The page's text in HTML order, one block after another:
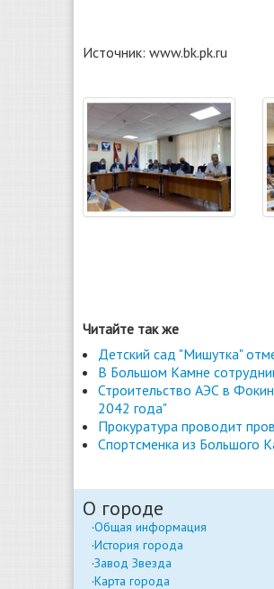
Источник: www.bk.pk.ru
Читайте так же
Детский сад "Мишутка"
В Большом Камне
Строительство АЭС в
2042 года"
Прокуратура проводит
Спортсменка из Большого
О городе
Общая информация
История города
Завод Звезда
Карта города